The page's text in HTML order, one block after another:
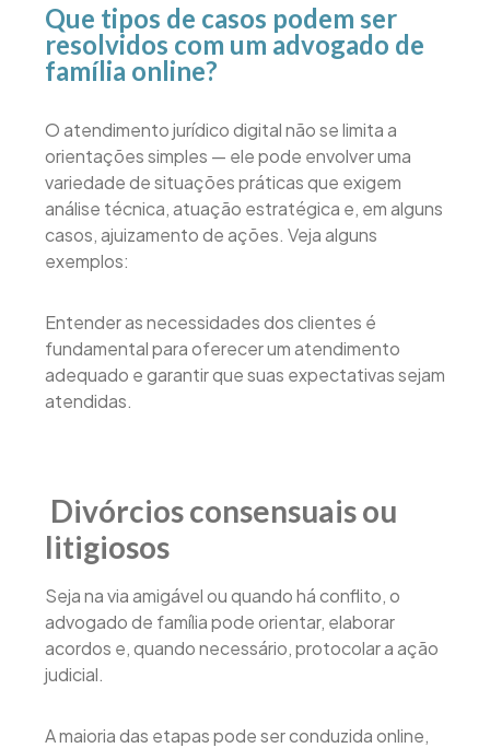
Que tipos de casos podem ser
resolvidos com um advogado de
família online?
O atendimento jurídico digital não se limita a
orientações simples — ele pode envolver uma
variedade de situações práticas que exigem
análise técnica, atuação estratégica e, em alguns
casos, ajuizamento de ações. Veja alguns
exemplos:
Entender as necessidades dos clientes é
fundamental para oferecer um atendimento
adequado e garantir que suas expectativas sejam
atendidas.
Divórcios consensuais ou
litigiosos
Seja na via amigável ou quando há conflito, o
advogado de família pode orientar, elaborar
acordos e, quando necessário, protocolar a ação
judicial.
A maioria das etapas pode ser conduzida online,